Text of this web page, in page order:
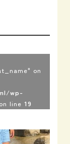
on
wp-
on line 19